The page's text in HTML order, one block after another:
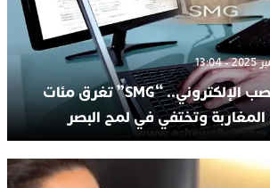
تسونامي النصب الإلكتروني.. “SMG” تغرق مئات
وتختفي في لمح البصر